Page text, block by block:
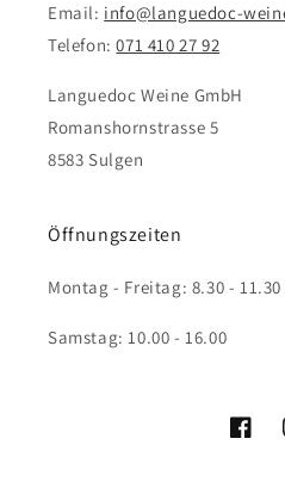
Email: info@languedoc-
Telefon:071 410 27 92
Languedoc Weine GmbH
Romanshornstrasse 5
8583 Sulgen
Öffnungszeiten
Montag - Freitag: 8.30 - 11.30
Samstag: 10.00 - 16.00